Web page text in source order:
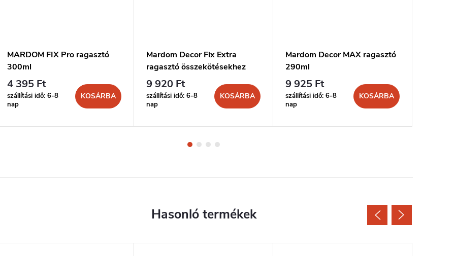
MARDOM FIX Pro ragasztó
300ml
4 395 Ft
szállítási idő: 6-8
nap
KOSÁRBA
Mardom Decor Fix Extra
ragasztó összekötésekhez
300ml
9 920 Ft
szállítási idő: 6-8
nap
KOSÁRBA
Mardom Decor MAX ragasztó
290ml
9 925 Ft
szállítási idő: 6-8
nap
KOSÁRBA